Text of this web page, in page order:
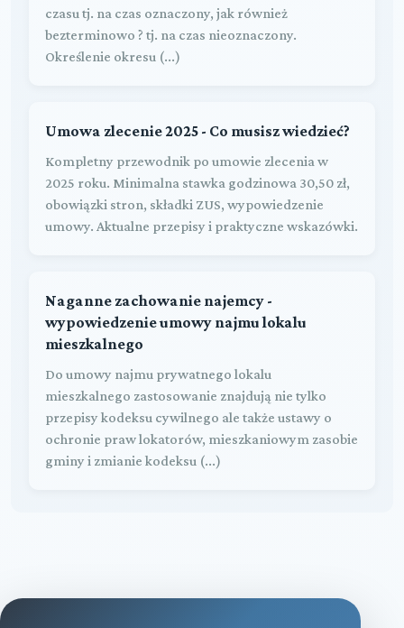
czasu tj. na czas oznaczony, jak również
bezterminowo ? tj. na czas nieoznaczony.
Określenie okresu (...)
Umowa zlecenie 2025 - Co musisz wiedzieć?
Kompletny przewodnik po umowie zlecenia w
2025 roku. Minimalna stawka godzinowa 30,50 zł,
obowiązki stron, składki ZUS, wypowiedzenie
umowy. Aktualne przepisy i praktyczne wskazówki.
Naganne zachowanie najemcy -
wypowiedzenie umowy najmu lokalu
mieszkalnego
Do umowy najmu prywatnego lokalu
mieszkalnego zastosowanie znajdują nie tylko
przepisy kodeksu cywilnego ale także ustawy o
ochronie praw lokatorów, mieszkaniowym zasobie
gminy i zmianie kodeksu (...)